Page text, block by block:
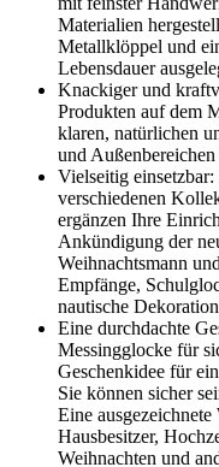
Materialien
Metallklöppel und
Lebensdauer
Knackiger und
Produkten auf dem
klaren, natürlichen
und
Vielseitig
verschiedenen
ergänzen Ihre
Ankündigung der
Weihnachtsmann
Empfänge,
nautische
Eine durchdachte
Messingglocke für
Geschenkidee für
Sie können sicher
Eine
Hausbesitzer,
Weihnachten und